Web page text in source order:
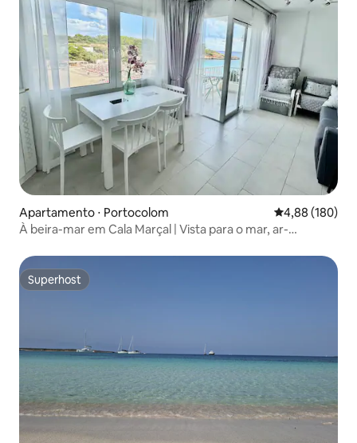
Apartamento ⋅ Portocolom 4,88 de uma
4,88 (180)
À beira-mar em Cala Marçal | Vista para o mar, ar-
Superhost
Superhost